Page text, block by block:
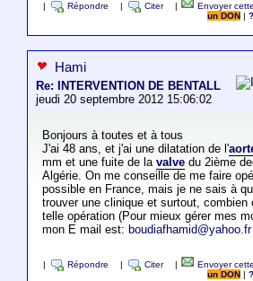
Répondre Citer Envoyer
un DON
|
Hami
Re: INTERVENTION DE BENTALL
jeudi 20 septembre 2012 15:06:02
Bonjours à toutes et à tous
J'ai 48 ans, et j'ai une dilatation de l'
mm et une fuite de la valvedu 2ième
Algérie. On me conseille de me faire
possible en France, mais je ne sais à
trouver une clinique et surtout, combien
telle opération (Pour mieux gérer mes
mon E mail est: boudiafhamid@yahoo.fr
Répondre Citer Envoyer
un DON
|